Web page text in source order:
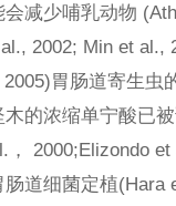
减少哺乳动物
2002; Min et al.,
胃肠道寄生虫
的浓缩单宁酸已
， 2000;Elizondo
道细菌定植(Hara